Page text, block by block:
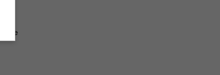
de